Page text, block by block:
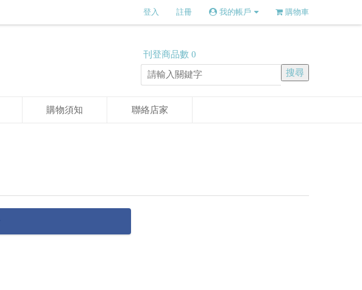
登入 註冊 我的帳戶 購物車
刊登商品數 0
購物須知 聯絡店家